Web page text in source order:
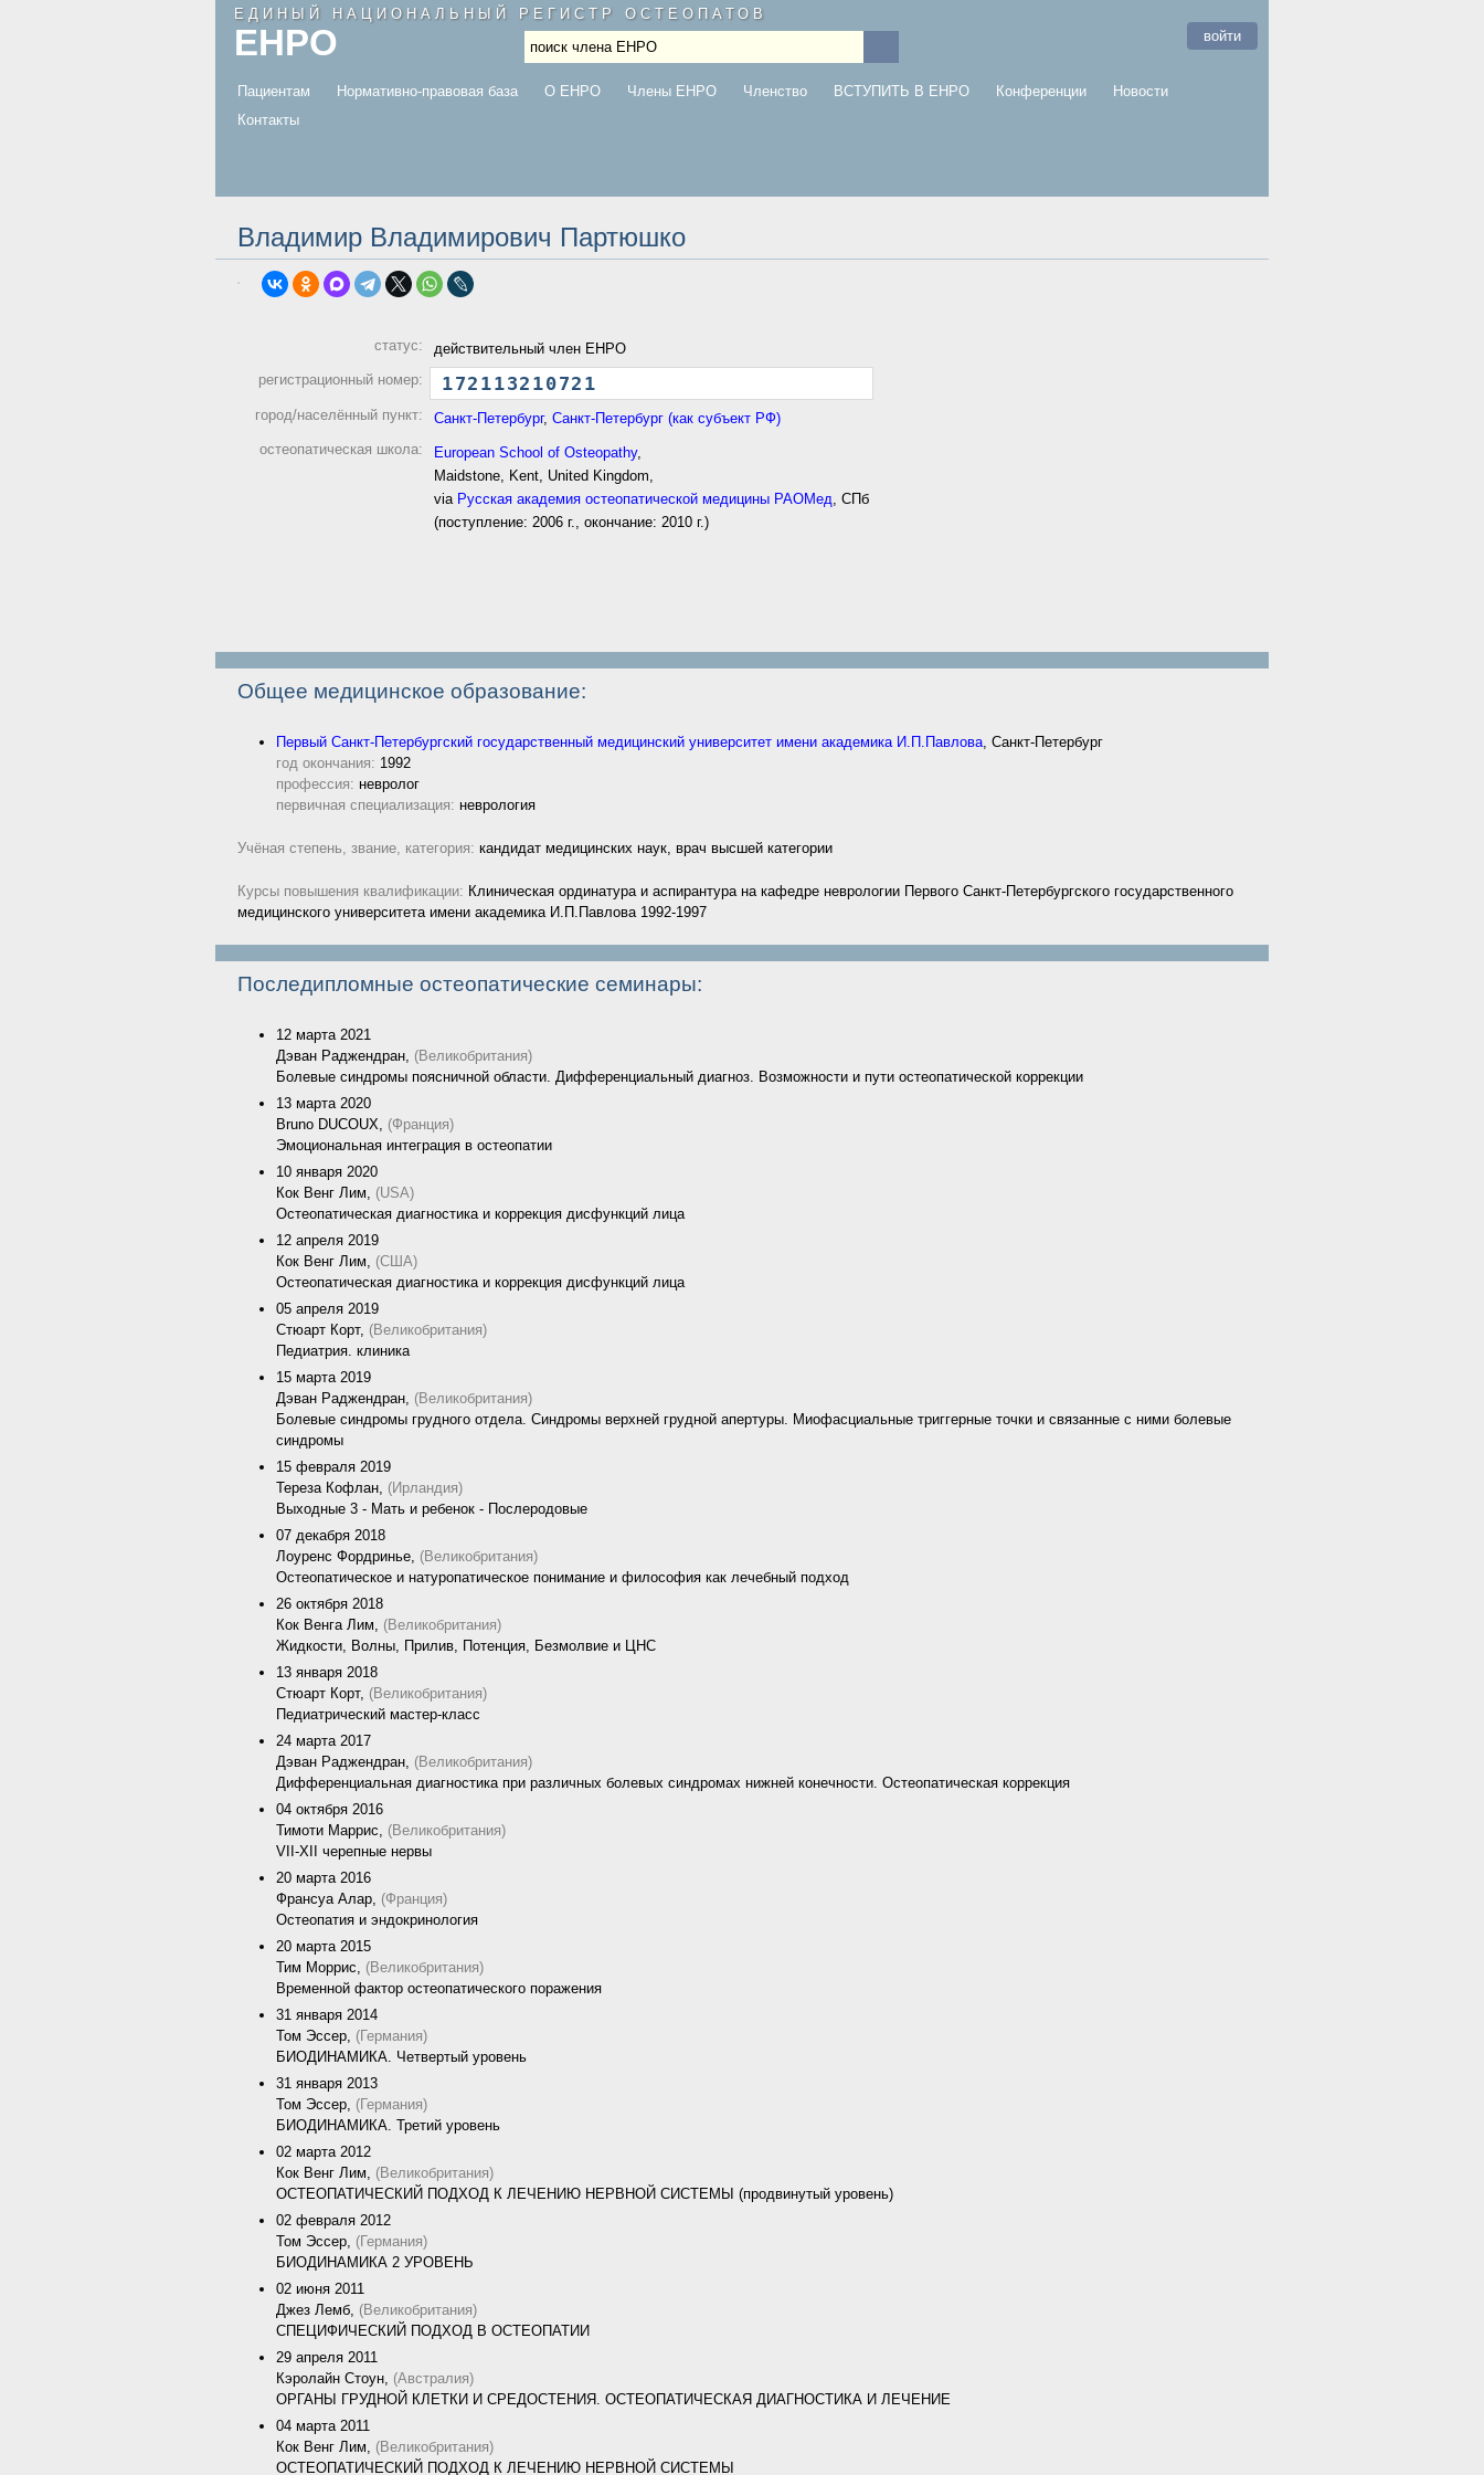
ЕДИНЫЙ НАЦИОНАЛЬНЫЙ РЕГИСТР ОСТЕОПАТОВ
ЕНРО войти
Пациентам Нормативно-правовая база О ЕНРО Члены ЕНРО Членство ВСТУПИТЬ В ЕНРО Конференции
Новости
Контакты
Владимир Владимирович Партюшко
статус:
действительный член ЕНРО
регистрационный номер:
172 1132 1072 1
город/населённый пункт: Санкт-Петербург, Санкт-Петербург (как субъект РФ)
остеопатическая школа:
European School of Osteopathy,
Maidstone, Kent, United Kingdom,
via Русская академия остеопатической медицины РАОМед, СПб
(поступление: 2006 г., окончание: 2010 г.)
Общее медицинское образование:
Первый Санкт-Петербургский государственный медицинский университет имени академика И.П.Павлова, Санкт-Петербург
год окончания: 1992
профессия: невролог
первичная специализация: неврология
Учёная степень, звание, категория: кандидат медицинских наук, врач высшей категории
Курсы повышения квалификации: Клиническая ординатура и аспирантура на кафедре неврологии Первого Санкт-Петербургского государственного
медицинского университета имени академика И.П.Павлова 1992-1997
Последипломные остеопатические семинары:
12 марта 2021
Дэван Раджендран, (Великобритания)
Болевые синдромы поясничной области. Дифференциальный диагноз. Возможности и пути остеопатической коррекции
13 марта 2020
Bruno DUCOUX, (Франция)
Эмоциональная интеграция в остеопатии
10 января 2020
Кок Венг Лим, (USA)
Остеопатическая диагностика и коррекция дисфункций лица
12 апреля 2019
Кок Венг Лим, (США)
Остеопатическая диагностика и коррекция дисфункций лица
05 апреля 2019
Стюарт Корт, (Великобритания)
Педиатрия. клиника
15 марта 2019
Дэван Раджендран, (Великобритания)
Болевые синдромы грудного отдела. Синдромы верхней грудной апертуры. Миофасциальные триггерные точки и связанные с ними болевые
синдромы
15 февраля 2019
Тереза Кофлан, (Ирландия)
Выходные 3 - Мать и ребенок - Послеродовые
07 декабря 2018
Лоуренс Фордринье, (Великобритания)
Остеопатическое и натуропатическое понимание и философия как лечебный подход
26 октября 2018
Кок Венга Лим, (Великобритания)
Жидкости, Волны, Прилив, Потенция, Безмолвие и ЦНС
13 января 2018
Стюарт Корт, (Великобритания)
Педиатрический мастер-класс
24 марта 2017
Дэван Раджендран, (Великобритания)
Дифференциальная диагностика при различных болевых синдромах нижней конечности. Остеопатическая коррекция
04 октября 2016
Тимоти Маррис, (Великобритания)
VII-XII черепные нервы
20 марта 2016
Франсуа Алар, (Франция)
Остеопатия и эндокринология
20 марта 2015
Тим Моррис, (Великобритания)
Временной фактор остеопатического поражения
31 января 2014
Том Эссер, (Германия)
БИОДИНАМИКА. Четвертый уровень
31 января 2013
Том Эссер, (Германия)
БИОДИНАМИКА. Третий уровень
02 марта 2012
Кок Венг Лим, (Великобритания)
ОСТЕОПАТИЧЕСКИЙ ПОДХОД К ЛЕЧЕНИЮ НЕРВНОЙ СИСТЕМЫ (продвинутый уровень)
02 февраля 2012
Том Эссер, (Германия)
БИОДИНАМИКА 2 УРОВЕНЬ
02 июня 2011
Джез Лемб, (Великобритания)
СПЕЦИФИЧЕСКИЙ ПОДХОД В ОСТЕОПАТИИ
29 апреля 2011
Кэролайн Стоун, (Австралия)
ОРГАНЫ ГРУДНОЙ КЛЕТКИ И СРЕДОСТЕНИЯ. ОСТЕОПАТИЧЕСКАЯ ДИАГНОСТИКА И ЛЕЧЕНИЕ
04 марта 2011
Кок Венг Лим, (Великобритания)
ОСТЕОПАТИЧЕСКИЙ ПОДХОД К ЛЕЧЕНИЮ НЕРВНОЙ СИСТЕМЫ